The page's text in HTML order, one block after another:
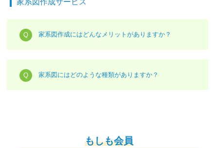
家系図作成サービス
家系図作成にはどんなメリットがありますか？
家系図にはどのような種類がありますか？
もしも会員